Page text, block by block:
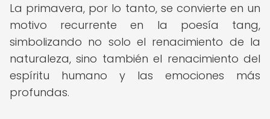
La primavera, por lo tanto, se convierte en un
motivo recurrente en la poesía tang,
simbolizando no solo el renacimiento de la
naturaleza, sino también el renacimiento del
espíritu humano y las emociones más
profundas.